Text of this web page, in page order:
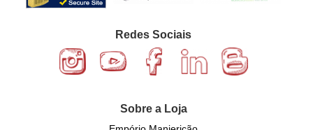
Redes Sociais
Sobre a Loja